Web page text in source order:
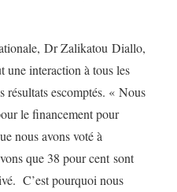
Dr Zalikatou Diallo,
interaction à tous les
résultats escomptés. « Nous
le financement pour
nous avons voté à
que 38 pour cent sont
C’est pourquoi nous